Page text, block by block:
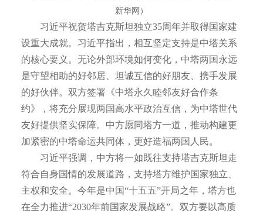
新华网）
习近平祝贺塔吉克斯坦独立35周年并取得国家建
设重大成就。习近平指出，相互坚定支持是中塔关系
的核心要义。无论外部环境如何变化，中塔两国永远
是守望相助的好邻居、坦诚互信的好朋友、携手发展
的好伙伴。双方签署《中塔永久睦邻友好合作条
约》，将充分展现两国高水平政治互信，为中塔世代
友好提供坚实保障。中方愿同塔方一道，推动构建更
加紧密的中塔命运共同体，更好造福两国人民。
习近平强调，中方将一如既往支持塔吉克斯坦走
符合自身国情的发展道路，支持塔方维护国家独立、
主权和安全。今年是中国“十五五”开局之年，塔方也
在全力推进“2030年前国家发展战略”。双方要以高质